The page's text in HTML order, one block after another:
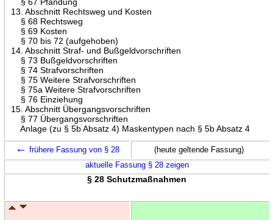
13. Abschnitt Rechtsweg und Kosten
§ 68 Rechtsweg
§ 69 Kosten
§ 70 bis 72 (aufgehoben)
14. Abschnitt Straf- und Bußgeldvorschriften
§ 73 Bußgeldvorschriften
§ 74 Strafvorschriften
§ 75 Weitere Strafvorschriften
§ 75a Weitere Strafvorschriften
§ 76 Einziehung
15. Abschnitt Übergangsvorschriften
§ 77 Übergangsvorschriften
Anlage (zu § 5b Absatz 4) Maskentypen nach § 5b Absatz 4
← frühere Fassung von § 28
(heute geltende Fassung)
aktuelle Fassung § 28 zeigen
§ 28 Schutzmaßnahmen